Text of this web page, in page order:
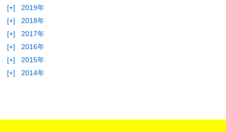
[+]
2019年
[+]
2018年
[+]
2017年
[+]
2016年
[+]
2015年
[+]
2014年